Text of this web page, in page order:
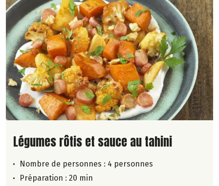
Lire la suite de la recette
Légumes rôtis et sauce au tahini
Nombre de personnes : 4 personnes
Préparation : 20 min